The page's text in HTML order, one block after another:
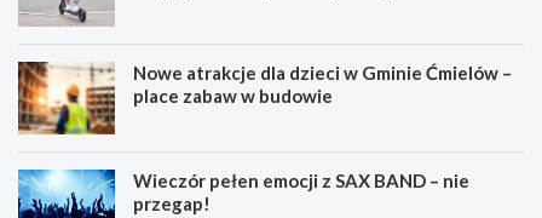
Nowe atrakcje dla dzieci w Gminie Ćmielów –
place zabaw w budowie
Wieczór pełen emocji z SAX BAND – nie
przegap!